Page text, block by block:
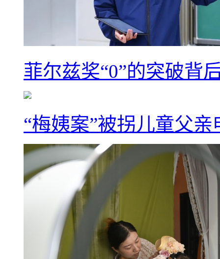
菲尔兹奖“0”的突破背
“梅姨案”被拐儿童父